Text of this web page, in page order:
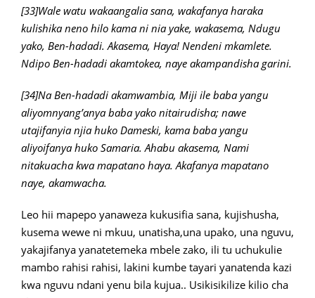
[33]Wale watu wakaangalia sana, wakafanya haraka
kulishika neno hilo kama ni nia yake, wakasema, Ndugu
yako, Ben-hadadi. Akasema, Haya! Nendeni mkamlete.
Ndipo Ben-hadadi akamtokea, naye akampandisha garini.
[34]Na Ben-hadadi akamwambia, Miji ile baba yangu
aliyomnyang’anya baba yako nitairudisha; nawe
utajifanyia njia huko Dameski, kama baba yangu
aliyoifanya huko Samaria. Ahabu akasema, Nami
nitakuacha kwa mapatano haya. Akafanya mapatano
naye, akamwacha.
Leo hii mapepo yanaweza kukusifia sana, kujishusha,
kusema wewe ni mkuu, unatisha,una upako, una nguvu,
yakajifanya yanatetemeka mbele zako, ili tu uchukulie
mambo rahisi rahisi, lakini kumbe tayari yanatenda kazi
kwa nguvu ndani yenu bila kujua.. Usikisikilize kilio cha